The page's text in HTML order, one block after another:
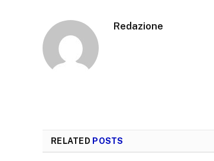
Redazione
RELATED POSTS